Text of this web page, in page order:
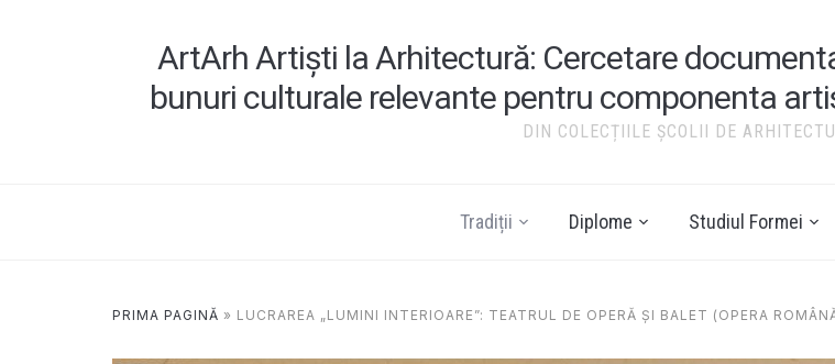
ArtArh Artiști la Arhitectură: Cercetare
bunuri culturale relevante pentru componenta
DIN COLECȚIILE ȘCOLII DE
Tradiții Diplome Studiul Formei
PRIMA PAGINĂ » LUCRAREA „LUMINI INTERIOARE”: TEATRUL DE OPERĂ ȘI BALET (OPERA